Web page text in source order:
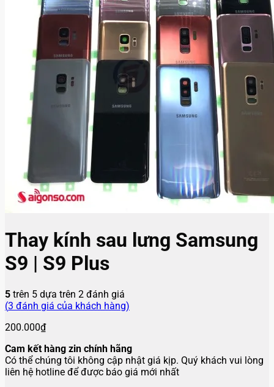
Thay kính sau lưng Samsung
S9 | S9 Plus
5 trên 5 dựa trên 2 đánh giá
(3 đánh giá của khách hàng)
200.000₫
Cam kết hàng zin chính hãng
Có thể chúng tôi không cập nhật giá kịp. Quý khách vui lòng
liên hệ hotline để được báo giá mới nhất